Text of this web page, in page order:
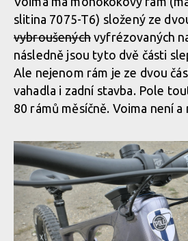
To je ona vidlička jdoucí k spodnímu
Pole Voima - vyrobena na CNC a
Pole Voima - vyrobena na CNC a
Pole Voima - vyrobena na CNC a
Pole Voima - vyrobena na CNC a
Pole Voima - vyrobena na CNC a
slitina 7075-T6) složený ze
vybroušenýchvyfrézovaných
následně jsou tyto dvě části
Ale nejenom rám je ze dvou
vahadla i zadní stavba. Pole
80 rámů měsíčně. Voima není a